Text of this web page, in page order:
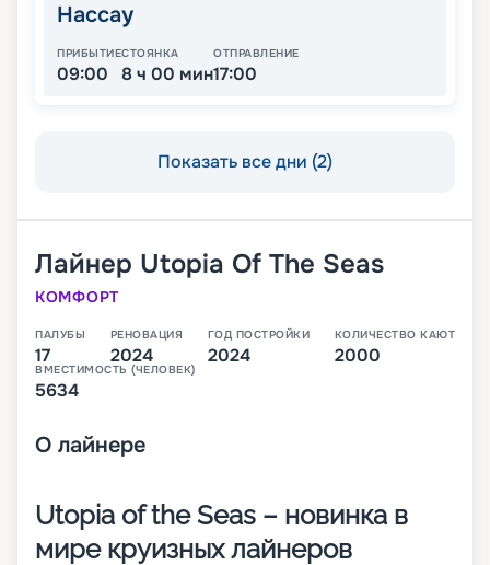
Нассау
ПРИБЫТИЕ
09:00
СТОЯНКА
8 ч 00 мин
ОТПРАВЛЕНИЕ
17:00
Показать все дни (2)
Лайнер Utopia Of The Seas
КОМФОРТ
ПАЛУБЫ
17
РЕНОВАЦИЯ
2024
ГОД ПОСТРОЙКИ
2024
КОЛИЧЕСТВО КАЮТ
2000
ВМЕСТИМОСТЬ (ЧЕЛОВЕК)
5634
О лайнере
Utopia of the Seas – новинка в
мире круизных лайнеров